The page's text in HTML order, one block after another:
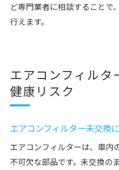
ど専門業者に相談することで
行えます。
エアコンフィルタ
健康リスク
エアコンフィルター未交換
エアコンフィルターは、車内
不可欠な部品です。未交換の